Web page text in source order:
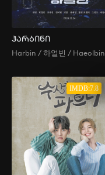
ჰარბინი
Harbin / 하얼빈 / Haeolbin
IMDB:7.8